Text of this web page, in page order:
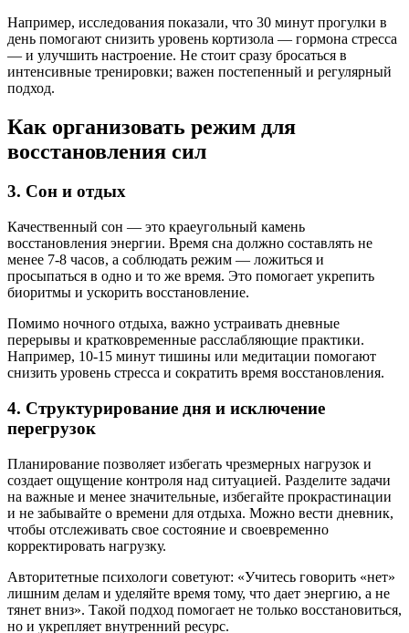
Например, исследования показали, что 30 минут прогулки в
день помогают снизить уровень кортизола — гормона стресса
— и улучшить настроение. Не стоит сразу бросаться в
интенсивные тренировки; важен постепенный и регулярный
подход.
Как организовать режим для
восстановления сил
3. Сон и отдых
Качественный сон — это краеугольный камень
восстановления энергии. Время сна должно составлять не
менее 7-8 часов, а соблюдать режим — ложиться и
просыпаться в одно и то же время. Это помогает укрепить
биоритмы и ускорить восстановление.
Помимо ночного отдыха, важно устраивать дневные
перерывы и кратковременные расслабляющие практики.
Например, 10-15 минут тишины или медитации помогают
снизить уровень стресса и сократить время восстановления.
4. Структурирование дня и исключение
перегрузок
Планирование позволяет избегать чрезмерных нагрузок и
создает ощущение контроля над ситуацией. Разделите задачи
на важные и менее значительные, избегайте прокрастинации
и не забывайте о времени для отдыха. Можно вести дневник,
чтобы отслеживать свое состояние и своевременно
корректировать нагрузку.
Авторитетные психологи советуют: «Учитесь говорить «нет»
лишним делам и уделяйте время тому, что дает энергию, а не
тянет вниз». Такой подход помогает не только восстановиться,
но и укрепляет внутренний ресурс.